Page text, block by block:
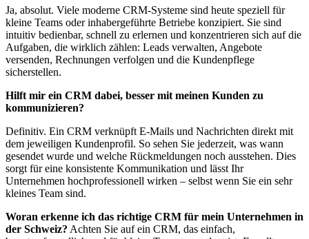
Ja, absolut. Viele moderne CRM-Systeme sind heute speziell für
kleine Teams oder inhabergeführte Betriebe konzipiert. Sie sind
intuitiv bedienbar, schnell zu erlernen und konzentrieren sich auf die
Aufgaben, die wirklich zählen: Leads verwalten, Angebote
versenden, Rechnungen verfolgen und die Kundenpflege
sicherstellen.
Hilft mir ein CRM dabei, besser mit meinen Kunden zu
kommunizieren?
Definitiv. Ein CRM verknüpft E-Mails und Nachrichten direkt mit
dem jeweiligen Kundenprofil. So sehen Sie jederzeit, was wann
gesendet wurde und welche Rückmeldungen noch ausstehen. Dies
sorgt für eine konsistente Kommunikation und lässt Ihr
Unternehmen hochprofessionell wirken – selbst wenn Sie ein sehr
kleines Team sind.
Woran erkenne ich das richtige CRM für mein Unternehmen in
der Schweiz? Achten Sie auf ein CRM, das einfach,